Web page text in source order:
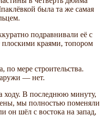
была та же самая
подравнивали её с
краями, топором
мере строительства.
— нет.
ходу. В последнюю минуту,
мы полностью поменяли
он шёл с востока на запад,